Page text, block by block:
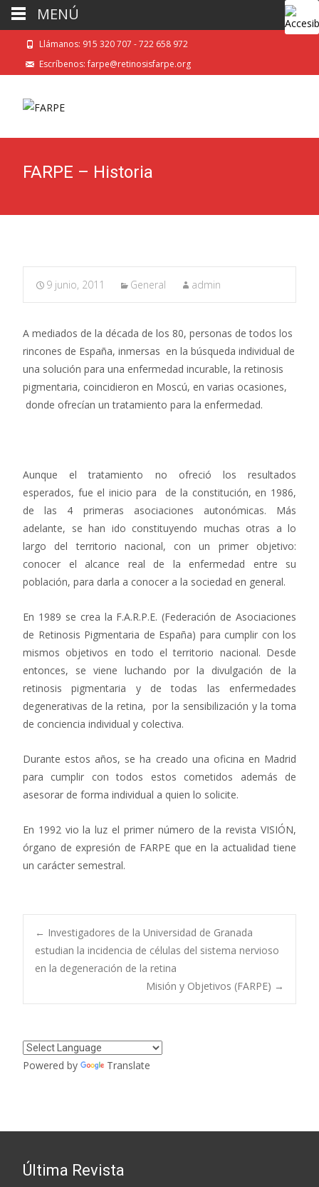
Llámanos: 915 320 707 - 722 658 972
Escríbenos: farpe@retinosisfarpe.org
FARPE – Historia
9 junio, 2011 General admin
A mediados de la década de los 80, personas de todos los
rincones de España, inmersas en la búsqueda individual de
una solución para una enfermedad incurable, la retinosis
pigmentaria, coincidieron en Moscú, en varias ocasiones,
donde ofrecían un tratamiento para la enfermedad.
Aunque el tratamiento no ofreció los resultados
esperados, fue el inicio para de la constitución, en 1986,
de las 4 primeras asociaciones autonómicas. Más
adelante, se han ido constituyendo muchas otras a lo
largo del territorio nacional, con un primer objetivo:
conocer el alcance real de la enfermedad entre su
población, para darla a conocer a la sociedad en general.
En 1989 se crea la F.A.R.P.E. (Federación de Asociaciones
de Retinosis Pigmentaria de España) para cumplir con los
mismos objetivos en todo el territorio nacional. Desde
entonces, se viene luchando por la divulgación de la
retinosis pigmentaria y de todas las enfermedades
degenerativas de la retina, por la sensibilización y la toma
de conciencia individual y colectiva.
Durante estos años, se ha creado una oficina en Madrid
para cumplir con todos estos cometidos además de
asesorar de forma individual a quien lo solicite.
En 1992 vio la luz el primer número de la revista VISIÓN,
órgano de expresión de FARPE que en la actualidad tiene
un carácter semestral.
Navegación
entradas
← Investigadores de la Universidad de Granada
estudian la incidencia de células del sistema nervioso
en la degeneración de la retina
Misión y Objetivos (FARPE) →
Powered by Translate
Última Revista
MENÚ